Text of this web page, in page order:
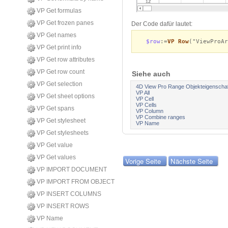
VP Get formulas
VP Get frozen panes
VP Get names
VP Get print info
VP Get row attributes
VP Get row count
VP Get selection
VP Get sheet options
VP Get spans
VP Get stylesheet
VP Get stylesheets
VP Get value
VP Get values
VP IMPORT DOCUMENT
VP IMPORT FROM OBJECT
VP INSERT COLUMNS
VP INSERT ROWS
VP Name
Der Code dafür lautet:
$row:=VP Row
Siehe auch
4D View Pro Range
VP All
VP Cell
VP Cells
VP Column
VP Combine ranges
VP Name
Vorige Seite Nächste Seite